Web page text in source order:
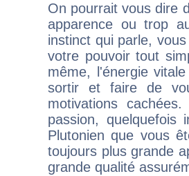
On pourrait vous dire
apparence ou trop
instinct qui parle,
votre pouvoir tout
même, l'énergie
sortir et faire de
motivations
passion, quelquefois
Plutonien que vous
toujours plus grande
grande qualité